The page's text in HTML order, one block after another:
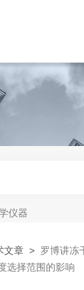
仪器
文章 > 罗博讲冻
择范围的影响